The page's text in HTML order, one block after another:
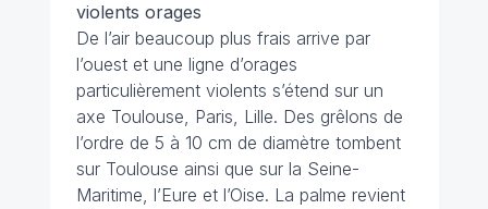
violents orages
De l’air beaucoup plus frais arrive par
l’ouest et une ligne d’orages
particulièrement violents s’étend sur un
axe Toulouse, Paris, Lille. Des grêlons de
l’ordre de 5 à 10 cm de diamètre tombent
sur Toulouse ainsi que sur la Seine-
Maritime, l’Eure et l’Oise. La palme revient